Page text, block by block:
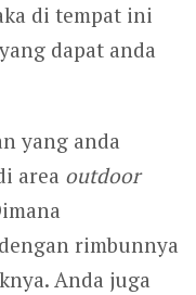
di tempat ini
dapat anda
yang anda
area outdoor
rimbunnya
Anda juga